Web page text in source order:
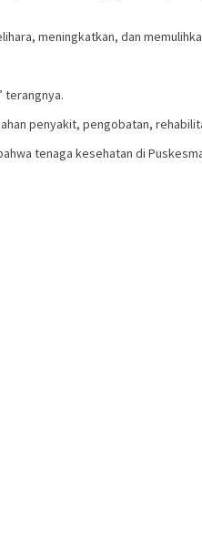
meningkatkan, dan
terangnya.
penyakit, pengobatan,
tenaga kesehatan di